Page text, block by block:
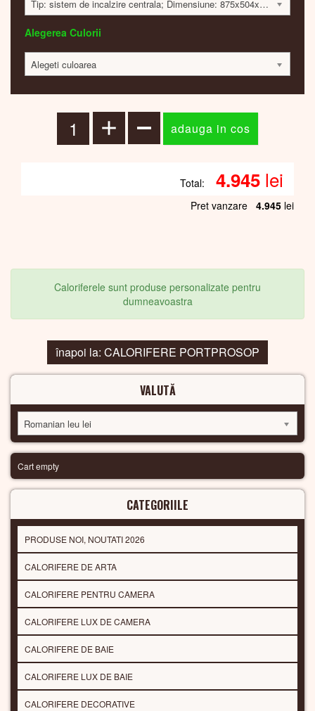
Tip: sistem de incalzire centrala; Dimensiune: 875x504x75mm; 221 Watt; 4930 lei
Alegerea Culorii
Alegeti culoarea
Total: 4.945 lei
Pret vanzare 4.945 lei
Caloriferele sunt produse personalizate pentru
dumneavoastra
înapoi la: CALORIFERE PORTPROSOP
VALUTĂ
Romanian leu lei
Cart empty
CATEGORIILE
PRODUSE NOI, NOUTATI 2026
CALORIFERE DE ARTA
CALORIFERE PENTRU CAMERA
CALORIFERE LUX DE CAMERA
CALORIFERE DE BAIE
CALORIFERE LUX DE BAIE
CALORIFERE DECORATIVE